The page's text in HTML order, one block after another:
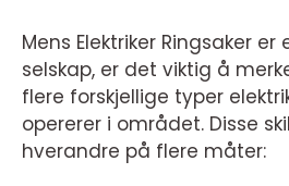
Mens Elektriker Ringsaker
selskap, er det viktig å
flere forskjellige typer
opererer i området. Disse
hverandre på flere måter: